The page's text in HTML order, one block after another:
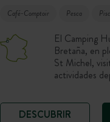
Café-Comptoir Pesca
El Camping
Bretaña, en
St Michel,
actividades
DESCUBRIR